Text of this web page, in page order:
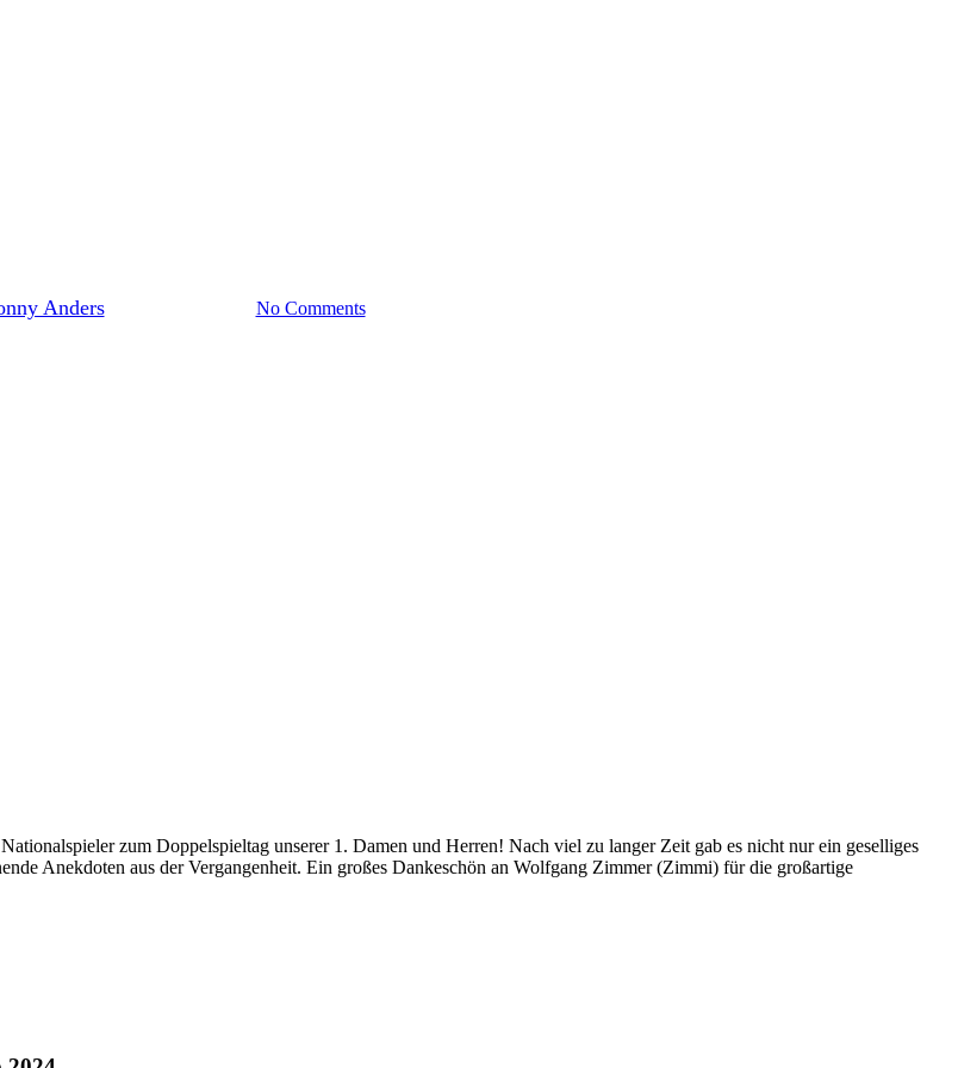
Anders22. September 2024 No Comments
zum Doppelspieltag unserer 1. Damen und Herren! Nach viel zu langer Zeit gab es nicht nur ein geselliges
Anekdoten aus der Vergangenheit. Ein großes Dankeschön an Wolfgang Zimmer (Zimmi) für die großartige